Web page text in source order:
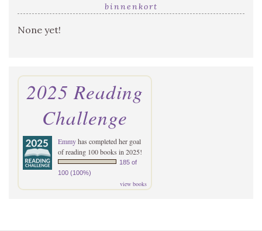
binnenkort
None yet!
2025 Reading
Challenge
Emmyhas completed her goal
of reading 100 books in 2025!
185 of
100 (100%)
view books